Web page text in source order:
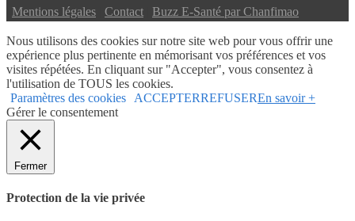
Mentions légales Contact Buzz E-Santé par Chanfimao
Nous utilisons des cookies sur notre site web pour vous offrir une
expérience plus pertinente en mémorisant vos préférences et vos
visites répétées. En cliquant sur "Accepter", vous consentez à
l'utilisation de TOUS les cookies.
Paramètres des cookies
ACCEPTERREFUSEREn savoir +
Gérer le consentement
Fermer
Protection de la vie privée